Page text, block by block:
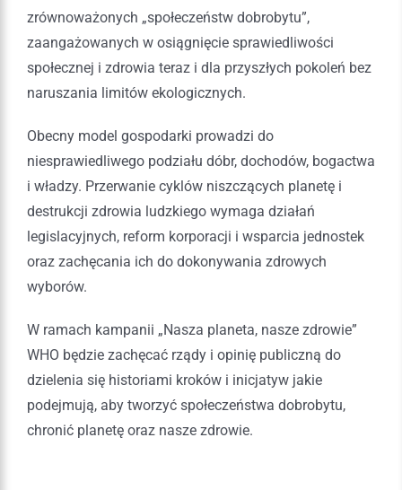
zrównoważonych „społeczeństw dobrobytu”,
zaangażowanych w osiągnięcie sprawiedliwości
społecznej i zdrowia teraz i dla przyszłych pokoleń bez
naruszania limitów ekologicznych.
Obecny model gospodarki prowadzi do
niesprawiedliwego podziału dóbr, dochodów, bogactwa
i władzy. Przerwanie cyklów niszczących planetę i
destrukcji zdrowia ludzkiego wymaga działań
legislacyjnych, reform korporacji i wsparcia jednostek
oraz zachęcania ich do dokonywania zdrowych
wyborów.
W ramach kampanii „Nasza planeta, nasze zdrowie”
WHO będzie zachęcać rządy i opinię publiczną do
dzielenia się historiami kroków i inicjatyw jakie
podejmują, aby tworzyć społeczeństwa dobrobytu,
chronić planetę oraz nasze zdrowie.